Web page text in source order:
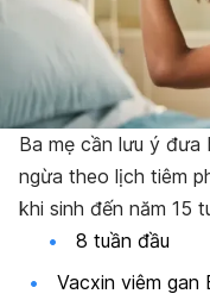
Ba mẹ cần lưu ý
ngừa theo lịch tiêm
khi sinh đến năm 15
8 tuần đầu
Vacxin viêm gan